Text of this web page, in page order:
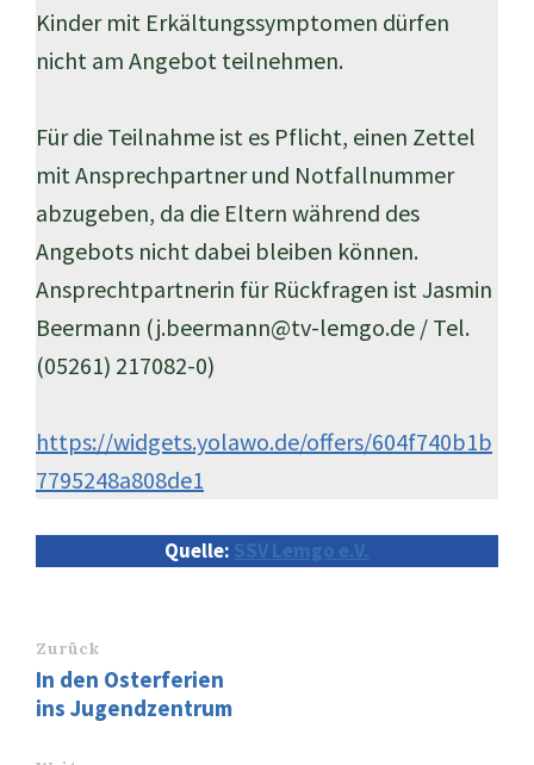
Kinder mit Erkältungssymptomen dürfen
nicht am Angebot teilnehmen.
Für die Teilnahme ist es Pflicht, einen Zettel
mit Ansprechpartner und Notfallnummer
abzugeben, da die Eltern während des
Angebots nicht dabei bleiben können.
Ansprechtpartnerin für Rückfragen ist Jasmin
Beermann (j.beermann@tv-lemgo.de / Tel.
(05261) 217082-0)
https://widgets.yolawo.de/offers/604f740b1b
7795248a808de1
Quelle: SSV Lemgo e.V.
Zurück
In den Osterferien
ins Jugendzentrum